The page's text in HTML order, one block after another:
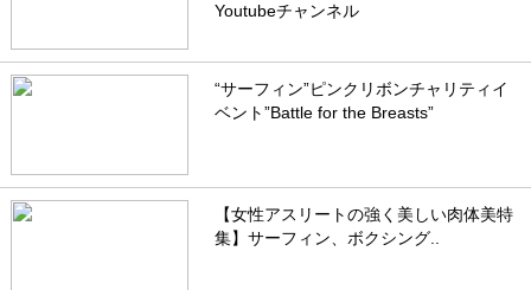
Youtubeチャンネル
“サーフィン”ピンクリボンチャリティイ
ベント”Battle for the Breasts”
【女性アスリートの強く美しい肉体美特
集】サーフィン、ボクシング..